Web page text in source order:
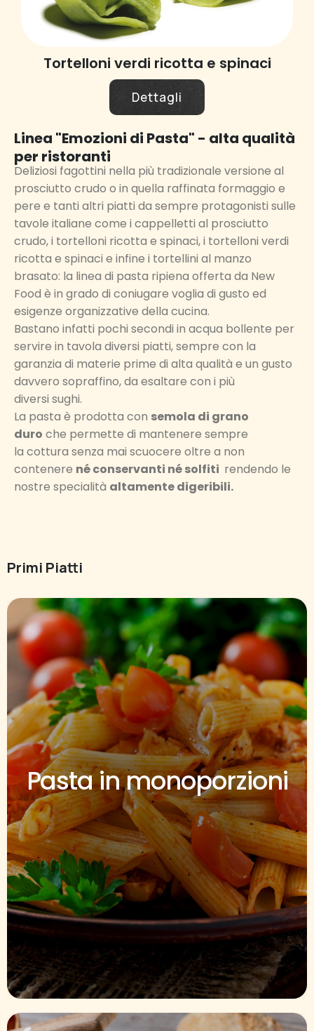
Tortelloni verdi ricotta e spinaci
Dettagli
Linea "Emozioni di Pasta" - alta qualità
per ristoranti
Deliziosi fagottini nella più tradizionale versione al
prosciutto crudo o in quella raffinata formaggio e
pere e tanti altri piatti da sempre protagonisti sulle
tavole italiane come i cappelletti al prosciutto
crudo, i tortelloni ricotta e spinaci, i tortelloni verdi
ricotta e spinaci e infine i tortellini al manzo
brasato: la linea di pasta ripiena offerta da New
Food è in grado di coniugare voglia di gusto ed
esigenze organizzative della cucina.
Bastano infatti pochi secondi in acqua bollente per
servire in tavola diversi piatti, sempre con la
garanzia di materie prime di alta qualità e un gusto
davvero sopraffino, da esaltare con i più
diversi sughi.
La pasta è prodotta con semola di grano
duro che permette di mantenere sempre
la cottura senza mai scuocere oltre a non
contenere né conservanti né solfiti rendendo le
nostre specialità altamente digeribili.
Primi Piatti
Pasta in monoporzioni